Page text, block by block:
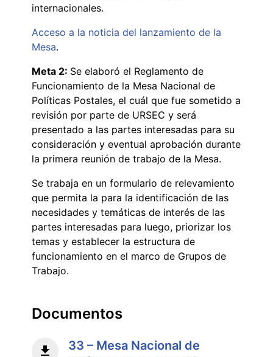
internacionales.
Acceso a la noticia del lanzamiento de la
Mesa.
Meta 2: Se elaboró el Reglamento de
Funcionamiento de la Mesa Nacional de
Políticas Postales, el cuál que fue sometido a
revisión por parte de URSEC y será
presentado a las partes interesadas para su
consideración y eventual aprobación durante
la primera reunión de trabajo de la Mesa.
Se trabaja en un formulario de relevamiento
que permita la para la identificación de las
necesidades y temáticas de interés de las
partes interesadas para luego, priorizar los
temas y establecer la estructura de
funcionamiento en el marco de Grupos de
Trabajo.
Documentos
33 – Mesa Nacional de